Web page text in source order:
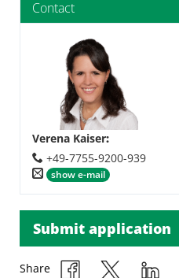
Contact
Verena Kaiser:
+49-7755-9200-939
show e-mail
Submit application
Share